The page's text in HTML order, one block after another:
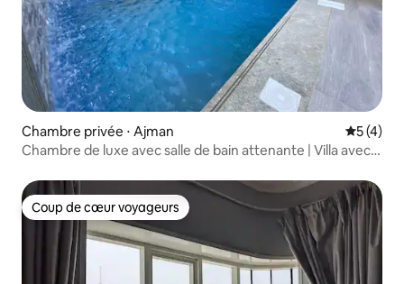
Chambre privée ⋅ Ajman
5 (4)
Chambre de luxe avec salle de bain attenante | Villa avec
Coup de cœur voyageurs
Coup de cœur voyageurs